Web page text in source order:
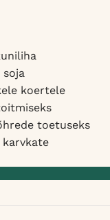
soja
koertele
toetuseks
karvkate
- täissööt kogus